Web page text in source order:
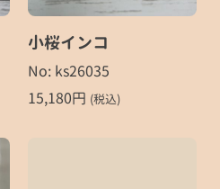
小桜インコ
No: ks26035
15,180円 (税込)